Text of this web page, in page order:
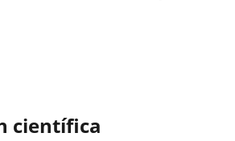
científica